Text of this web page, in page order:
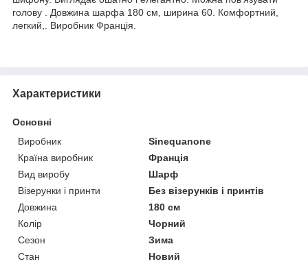
голову . Довжина шарфа 180 см, ширина 60. Комфортний,
легкий,. Виробник Франція.
Характеристики
Основні
Виробник
Sinequanone
Країна виробник
Франція
Вид виробу
Шарф
Візерунки і принти
Без візерунків і принтів
Довжина
180 см
Колір
Чорний
Сезон
Зима
Стан
Новий